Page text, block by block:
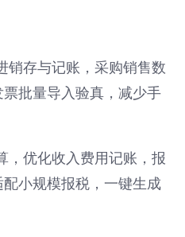
销存与记账，采购销售数
批量导入验真，减少手
，优化收入费用记账，报
小规模报税，一键生成